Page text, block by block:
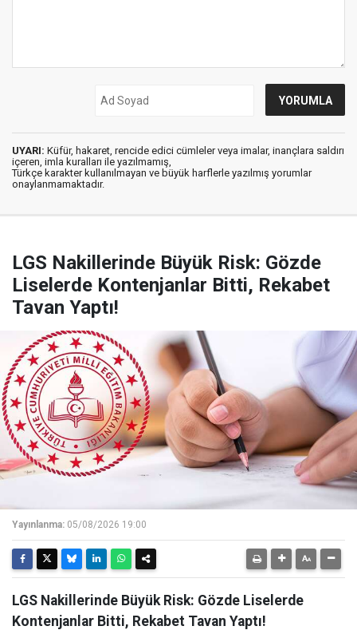
UYARI: Küfür, hakaret, rencide edici cümleler veya imalar, inançlara saldırı
içeren, imla kuralları ile yazılmamış,
Türkçe karakter kullanılmayan ve büyük harflerle yazılmış yorumlar
onaylanmamaktadır.
LGS Nakillerinde Büyük Risk: Gözde
Liselerde Kontenjanlar Bitti, Rekabet
Tavan Yaptı!
Yayınlanma: 05/08/2026 19:00
LGS Nakillerinde Büyük Risk: Gözde Liselerde
Kontenjanlar Bitti, Rekabet Tavan Yaptı!